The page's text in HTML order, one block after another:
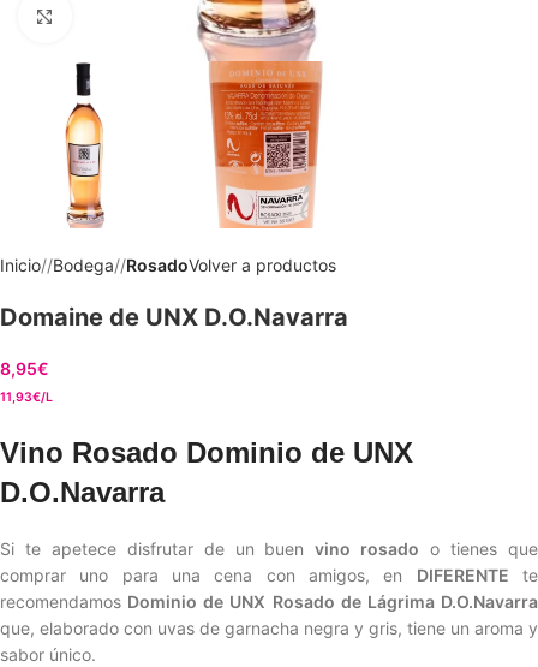
Inicio/ Bodega/ RosadoVolver a productos
Domaine de UNX D.O.Navarra
8,95€
11,93€/L
Vino Rosado Dominio de UNX
D.O.Navarra
Si te apetece disfrutar de un buenvino rosado o tienes que
comprar uno para una cena con amigos, en DIFERENTE te
recomendamos Dominio de UNX Rosado de Lágrima D.O.Navarra
que, elaborado con uvas de garnacha negra y gris, tiene un aroma y
sabor único.